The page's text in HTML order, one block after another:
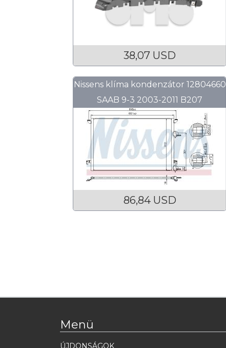
38,07 USD
Nissens klíma kondenzátor 12804660
SAAB 9-3 2003-2011 B207
Z19DT/DTH A20NFT
86,84 USD
Menü
ÚJDONSÁGOK